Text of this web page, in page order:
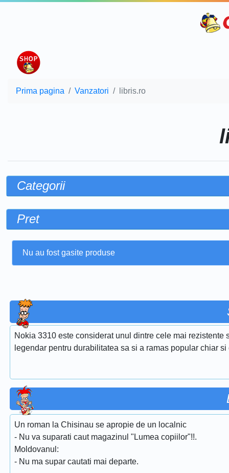
Prima pagina Vanzatori libris.ro
Categorii
Pret
Nu au fost gasite produse
Nokia 3310 este considerat unul dintre cele mai
legendar pentru durabilitatea sa si a ramas popular chiar
Un roman la Chisinau se apropie de un localnic
- Nu va suparati caut magazinul "Lumea copiilor"!!.
Moldovanul:
- Nu ma supar cautati mai departe.